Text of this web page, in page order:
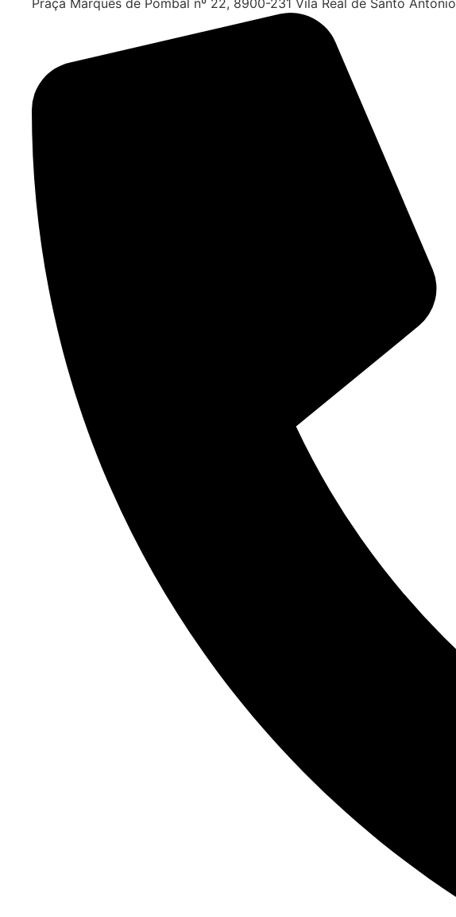
Praça Marquês de Pombal nº 22, 8900-231 Vila Real de Santo António